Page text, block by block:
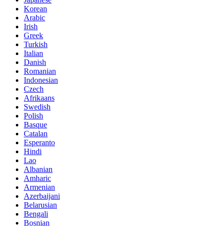
Korean
Arabic
Irish
Greek
Turkish
Italian
Danish
Romanian
Indonesian
Czech
Afrikaans
Swedish
Polish
Basque
Catalan
Esperanto
Hindi
Lao
Albanian
Amharic
Armenian
Azerbaijani
Belarusian
Bengali
Bosnian